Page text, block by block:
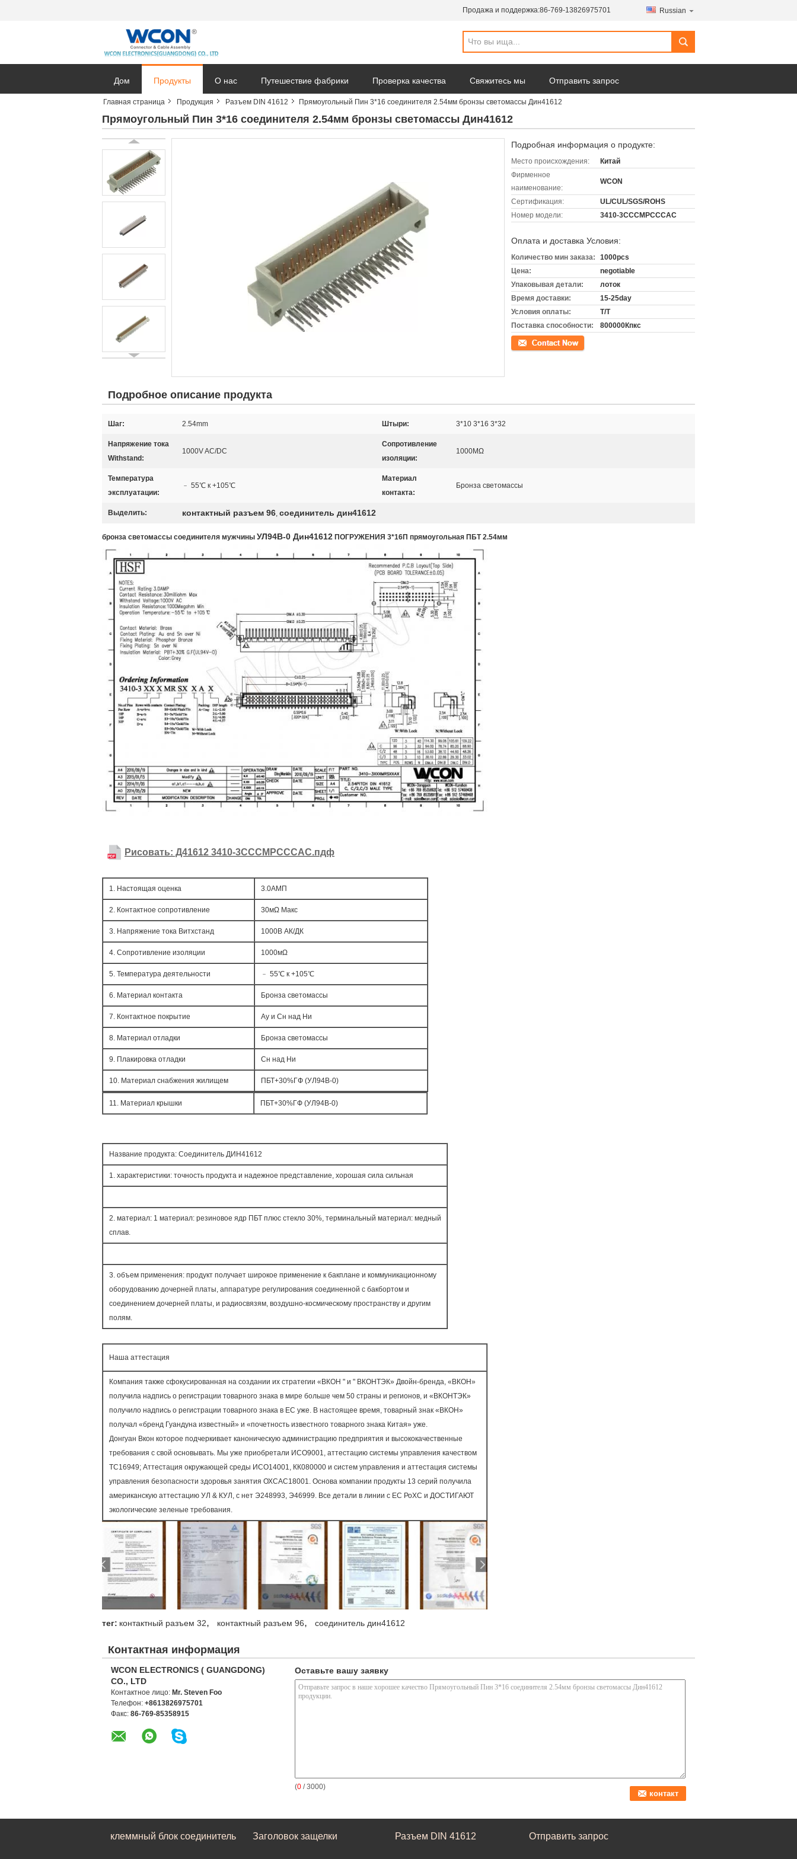
Продажа и поддержка:86-769-13826975701 Russian
Дом Продукты О нас Путешествие фабрики Проверка качества Свяжитесь мы Отправить запрос
Главная страница Продукция Разъем DIN 41612 Прямоугольный Пин 3*16 соединителя 2.54мм бронзы светомассы Дин41612
Прямоугольный Пин 3*16 соединителя 2.54мм бронзы светомассы Дин41612
Подробная информация о продукте:
Место происхождения:
Китай
Фирменное
наименование:
WCON
Сертификация:
UL/CUL/SGS/ROHS
Номер модели:
3410-3СССМРСССАС
Оплата и доставка Условия:
Количество мин заказа:
1000pcs
Цена:
negotiable
Упаковывая детали:
лоток
Время доставки:
15-25day
Условия оплаты:
T/T
Поставка способности:
800000Кпкс
контакт
Подробное описание продукта
Шаг: 2.54mm Штыри: 3*10 3*16 3*32
Напряжение тока
Withstand:
1000V AC/DC
Сопротивление
изоляции:
1000MΩ
Температура
эксплуатации:
﹣ 55℃ к +105℃
Материал
контакта:
Бронза светомассы
Выделить: контактный разъем 96, соединитель дин41612
бронза светомассы соединителя мужчины УЛ94В-0 Дин41612 ПОГРУЖЕНИЯ 3*16П прямоугольная ПБТ 2.54мм
Рисовать: Д41612 3410-3СССМРСССАС.пдф
1. Настоящая оценка 3.0АМП
2. Контактное сопротивление 30мΩ Макс
3. Напряжение тока Витхстанд 1000В АК/ДК
4. Сопротивление изоляции 1000мΩ
5. Температура деятельности ﹣ 55℃ к +105℃
6. Материал контакта Бронза светомассы
7. Контактное покрытие Ау и Сн над Ни
8. Материал отладки Бронза светомассы
9. Плакировка отладки Сн над Ни
10. Материал снабжения жилищем ПБТ+30%ГФ (УЛ94В-0)
11. Материал крышки ПБТ+30%ГФ (УЛ94В-0)
Название продукта: Соединитель ДИН41612
1. характеристики: точность продукта и надежное представление, хорошая сила сильная
2. материал: 1 материал: резиновое ядр ПБТ плюс стекло 30%, терминальный материал: медный
сплав.
3. объем применения: продукт получает широкое применение к бакплане и коммуникационному
оборудованию дочерней платы, аппаратуре регулирования соединенной с бакбортом и
соединением дочерней платы, и радиосвязям, воздушно-космическому пространству и другим
полям.
Наша аттестация
Компания также сфокусированная на создании их стратегии «ВКОН " и " ВКОНТЭК» Двойн-бренда, «ВКОН»
получила надпись о регистрации товарного знака в мире больше чем 50 страны и регионов, и «ВКОНТЭК»
получило надпись о регистрации товарного знака в ЕС уже. В настоящее время, товарный знак «ВКОН»
получал «бренд Гуандуна известный» и «почетность известного товарного знака Китая» уже.
Донгуан Вкон которое подчеркивает каноническую администрацию предприятия и высококачественные
требования с свой основывать. Мы уже приобретали ИСО9001, аттестацию системы управления качеством
ТС16949; Аттестация окружающей среды ИСО14001, КК080000 и систем управления и аттестация системы
управления безопасности здоровья занятия ОХСАС18001. Основа компании продукты 13 серий получила
американскую аттестацию УЛ & КУЛ, с нет Э248993, Э46999. Все детали в линии с ЕС РоХС и ДОСТИГАЮТ
экологические зеленые требования.
тег: контактный разъем 32, контактный разъем 96, соединитель дин41612
Контактная информация
WCON ELECTRONICS ( GUANGDONG)
CO., LTD
Контактное лицо: Mr. Steven Foo
Телефон: +8613826975701
Факс: 86-769-85358915
Оставьте вашу заявку
(0 / 3000)
клеммный блок соединитель Заголовок защелки Разъем DIN 41612 Отправить запрос